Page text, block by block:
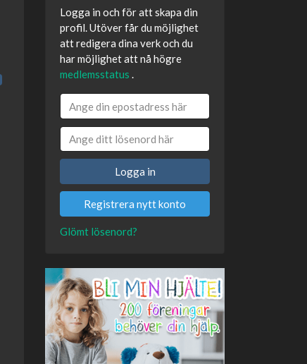
Logga in och för att skapa din
profil. Utöver får du möjlighet
att redigera dina verk och du
har möjlighet att nå högre
medlemsstatus .
Logga in
Registrera nytt konto
Glömt lösenord?